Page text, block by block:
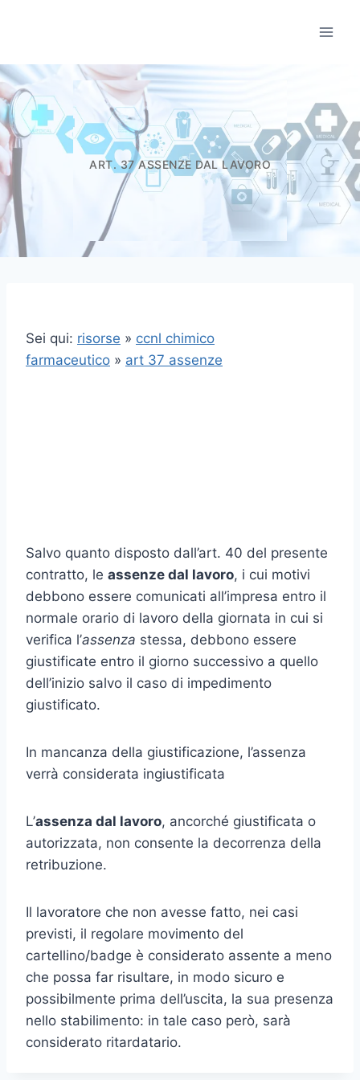
Informatori
ART. 37 ASSENZE DAL LAVORO
Sei qui: risorse » ccnl chimico
farmaceutico » art 37 assenze
Salvo quanto disposto dall’art. 40 del presente
contratto, le assenze dal lavoro, i cui motivi
debbono essere comunicati all’impresa entro il
normale orario di lavoro della giornata in cui si
verifica l’assenza stessa, debbono essere
giustificate entro il giorno successivo a quello
dell’inizio salvo il caso di impedimento
giustificato.
In mancanza della giustificazione, l’assenza
verrà considerata ingiustificata
L’assenza dal lavoro, ancorché giustificata o
autorizzata, non consente la decorrenza della
retribuzione.
Il lavoratore che non avesse fatto, nei casi
previsti, il regolare movimento del
cartellino/badge è considerato assente a meno
che possa far risultare, in modo sicuro e
possibilmente prima dell’uscita, la sua presenza
nello stabilimento: in tale caso però, sarà
considerato ritardatario.